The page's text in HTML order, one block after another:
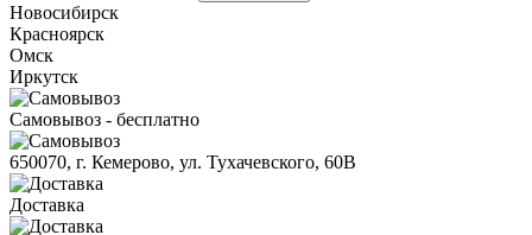
Новосибирск
Красноярск
Омск
Иркутск
Самовывоз - бесплатно
650070, г. Кемерово, ул. Тухачевского, 60В
Доставка